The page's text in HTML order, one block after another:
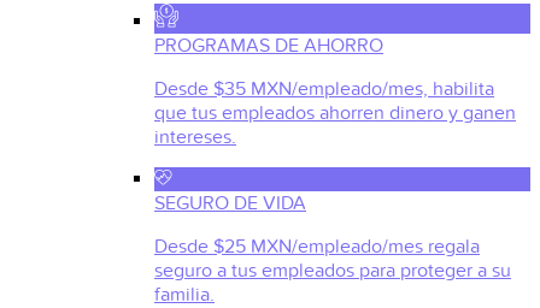
PROGRAMAS DE AHORRO
Desde $35 MXN/empleado/mes, habilita
que tus empleados ahorren dinero y ganen
intereses.
SEGURO DE VIDA
Desde $25 MXN/empleado/mes regala
seguro a tus empleados para proteger a su
familia.